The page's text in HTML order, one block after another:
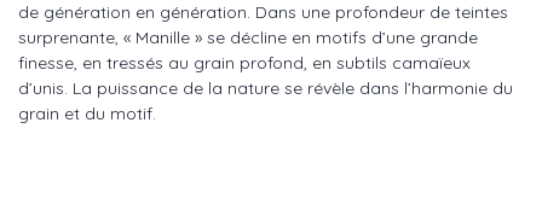
de génération en génération. Dans une profondeur de teintes
surprenante, « Manille » se décline en motifs d’une grande
finesse, en tressés au grain profond, en subtils camaïeux
d’unis. La puissance de la nature se révèle dans l’harmonie du
grain et du motif.